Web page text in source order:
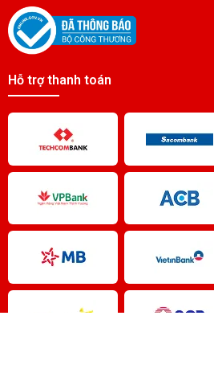
Liên hệ
PIN CR2450 3V
50.000 đ
Hỗ trợ thanh toán